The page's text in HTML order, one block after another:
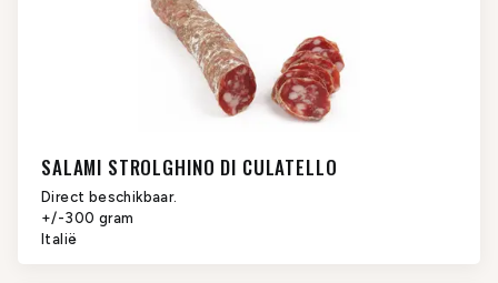
SALAMI STROLGHINO DI CULATELLO
Direct beschikbaar.
+/-300 gram
Italië